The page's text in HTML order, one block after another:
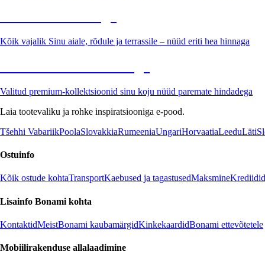
Kõik vajalik Sinu aiale, rõdule ja terrassile – nüüd eriti hea hinnaga
Valitud premium-kollektsioonid sinu koju nüüd paremate hindadega
Laia tootevaliku ja rohke inspiratsiooniga e-pood.
Tšehhi VabariikPoolaSlovakkiaRumeeniaUngariHorvaatiaLeeduLäti
Ostuinfo
Kõik ostude kohtaTransportKaebused ja tagastusedMaksmineKrediidid
Lisainfo Bonami kohta
KontaktidMeistBonami kaubamärgidKinkekaardidBonami ettevõtetele
Mobiilirakenduse allalaadimine